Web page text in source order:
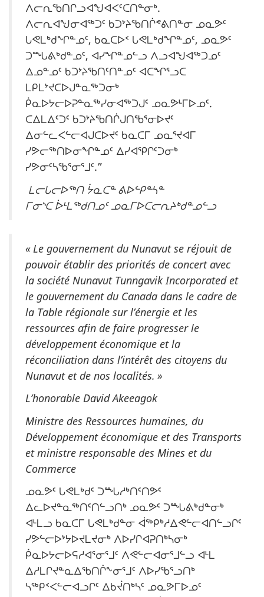
ᐱᓕᕆᖃᑎᒋᓗᐊᖑᐊᐸᑦᑕᑎᓐᓂᒃ.
ᐱᓕᕆᐊᖑᓂᐊᖅᑐᑦ ᑲᑐᔾᔨᖃᑎᒌᕝᕕᑎᓐᓂ ᓄᓇᕗᑦ
ᒐᕙᒪᒃᑯᖏᓐᓄᑦ, ᑲᓇᑕᐅᑉ ᒐᕙᒪᒃᑯᖏᓐᓄᑦ, ᓄᓇᕗᑦ
ᑐᙵᕕᒃᑯᓐᓄᑦ, ᐊᓯᖏᓐᓄᓪᓗ ᐱᓗᐊᖑᐊᖅᑐᓄᑦ
ᐃᓄᓐᓄᑦ ᑲᑐᔾᔨᖃᑎᑦᑎᓐᓄᑦ ᐊᑕᖏᕐᓗᑕ
ᒪᑭᒪᔾᔪᑕᐅᒍᓐᓇᖅᑐᓂᒃ
ᑮᓇᐅᔭᓕᐅᕈᓐᓇᖅᓯᓂᐊᖅᑐᒍᑦ ᓄᓇᕗᒻᒥᐅᓄᑦ.
ᑕᐃᒪᐃᑦᑐᑦ ᑲᑐᔾᔨᖃᑎᒌᒍᑎᖃᕐᓂᐅᔪᑦ
ᐃᓂᓪᓚᐸᓪᓕᐊᒍᑕᐅᔪᑦ ᑲᓇᑕᒥ ᓄᓇᕐᔪᐊᒥ
ᓯᕗᓕᖅᑎᐅᓂᖏᓐᓄᑦ ᐃᓯᐊᕿᒋᑦᑐᓂᒃ
ᓯᕗᓂᑦᓴᖃᕐᓂᕐᒧᑦ.”
ᒪᓕᒐᓕᐅᖅᑎ ᔮᓇᑕᓐ ᕕᐅᓪᑭᓐᓴᓐ
ᒥᓂᔅᑕ ᐆᒻᒪᖅᑯᑎᓄᑦ ᓄᓇᒥᐅᑕᓕᕆᔨᒃᑯᓐᓄᓪᓗ
« Le gouvernement du Nunavut se réjouit de
pouvoir établir des priorités de concert avec
la société Nunavut Tunngavik Incorporated et
le gouvernement du Canada dans le cadre de
la Table régionale sur l’énergie et les
ressources afin de faire progresser le
développement économique et la
réconciliation dans l’intérêt des citoyens du
Nunavut et de nos localités. »
L’honorable David Akeeagok
Ministre des Ressources humaines, du
Développement économique et des Transports
et ministre responsable des Mines et du
Commerce
ᓄᓇᕗᑦ ᒐᕙᒪᒃᑯᑦ ᑐᙵᓱᒃᑎᑦᑎᕗᑦ
ᐃᓚᐅᔪᓐᓇᖅᑎᑦᑎᓪᓗᑎᒃ ᓄᓇᕗᑦ ᑐᙵᕕᒃᑯᓐᓂᒃ
ᐊᒻᒪᓗ ᑲᓇᑕᒥ ᒐᕙᒪᒃᑯᓐᓂ ᐋᖅᑭᒃᓱᐃᕙᓪᓕᐊᑎᓪᓗᒋᑦ
ᓯᕗᓪᓕᐅᔾᔭᐅᔪᒪᔪᓂᒃ ᐱᐅᓯᒋᐊᕈᑎᒃᓴᓂᒃ
ᑮᓇᐅᔭᓕᐅᕋᓱᐊᕐᓂᕐᒧᑦ ᐱᕙᓪᓕᐊᓂᕐᒧᓪᓗ ᐊᒻᒪ
ᐃᓱᒪᒋᔪᓐᓇᐃᖃᑎᒌᖕᓂᕐᒧᑦ ᐱᐅᓯᖃᕐᓗᑎᒃ
ᓴᖅᑭᑉᐸᓪᓕᐊᓗᒋᑦ ᐃᑲᔫᑎᒃᓴᑦ ᓄᓇᕗᒥᐅᓄᑦ